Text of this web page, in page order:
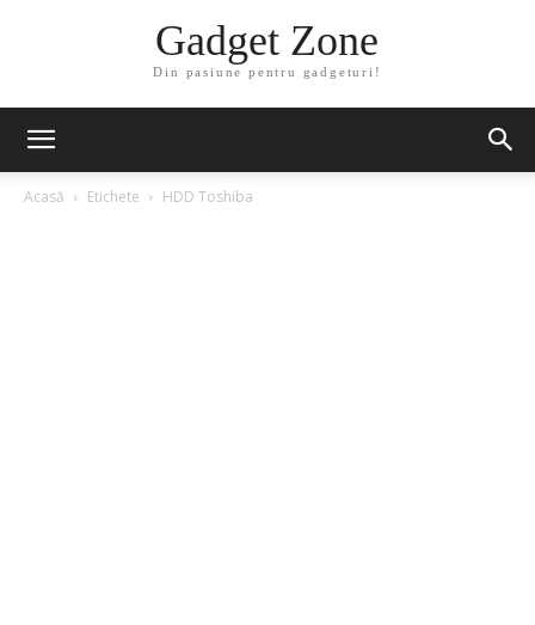
Gadget Zone
Din pasiune pentru gadgeturi!
Acasă Etichete HDD Toshiba